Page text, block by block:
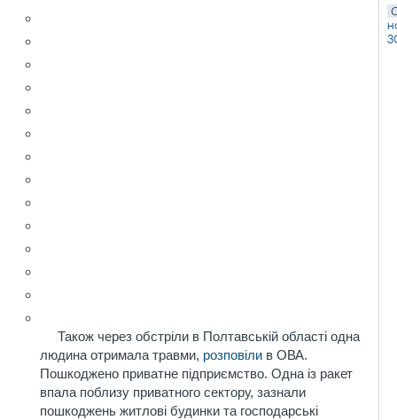
Також через обстріли в Полтавській області одна
людина отримала травми, розповіли в ОВА.
Пошкоджено приватне підприємство. Одна із ракет
впала поблизу приватного сектору, зазнали
пошкоджень житлові будинки та господарські